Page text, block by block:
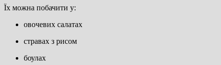
Їх можна побачити у:
овочевих салатах
стравах з рисом
боулах